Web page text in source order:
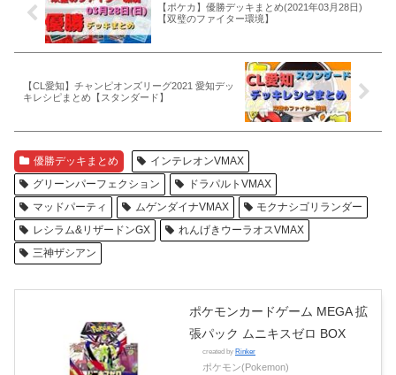
【ポケカ】優勝デッキまとめ(2021年03月28日)
【双璧のファイター環境】
【CL愛知】チャンピオンズリーグ2021 愛知デッ
キレシピまとめ【スタンダード】
優勝デッキまとめ
インテレオンVMAX
グリーンパーフェクション
ドラパルトVMAX
マッドパーティ
ムゲンダイナVMAX
モクナシゴリランダー
レシラム&リザードンGX
れんげきウーラオスVMAX
三神ザシアン
ポケモンカードゲーム MEGA 拡
張パック ムニキスゼロ BOX
created by Rinker
ポケモン(Pokemon)